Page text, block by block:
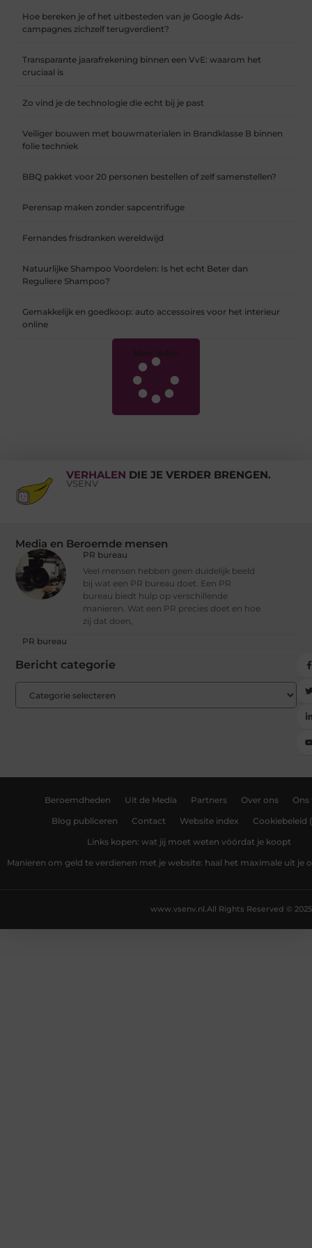
Hoe bereken je of het uitbesteden van je Google Ads-
campagnes zichzelf terugverdient?
Transparante jaarafrekening binnen een VvE: waarom het
cruciaal is
Zo vind je de technologie die echt bij je past
Veiliger bouwen met bouwmaterialen in Brandklasse B binnen
folie techniek
BBQ pakket voor 20 personen bestellen of zelf samenstellen?
Perensap maken zonder sapcentrifuge
Fernandes frisdranken wereldwijd
Natuurlijke Shampoo Voordelen: Is het echt Beter dan
Reguliere Shampoo?
Gemakkelijk en goedkoop: auto accessoires voor het interieur
online
Meer laden
VERHALEN DIE JE VERDER BRENGEN.
VSENV
Media en Beroemde mensen
PR bureau
Veel mensen hebben geen duidelijk beeld
bij wat een PR bureau doet. Een PR
bureau biedt hulp op verschillende
manieren. Wat een PR precies doet en hoe
zij dat doen,
PR bureau
Bericht categorie
Beroemdheden Uit de Media Partners Over ons Ons
Blog publiceren Contact Website index Cookiebeleid
Links kopen: wat jij moet weten vóórdat je koopt
Manieren om geld te verdienen met je website: haal het maximale uit je
All Rights Reserved © 2025
www.vsenv.nl.